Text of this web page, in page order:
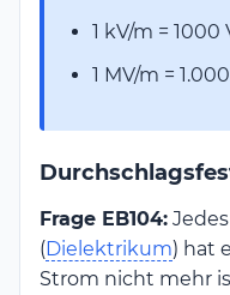
1 kV/m = 1000
1 MV/m =
Frage EB104:
(Dielektrikum) hat
Strom nicht mehr